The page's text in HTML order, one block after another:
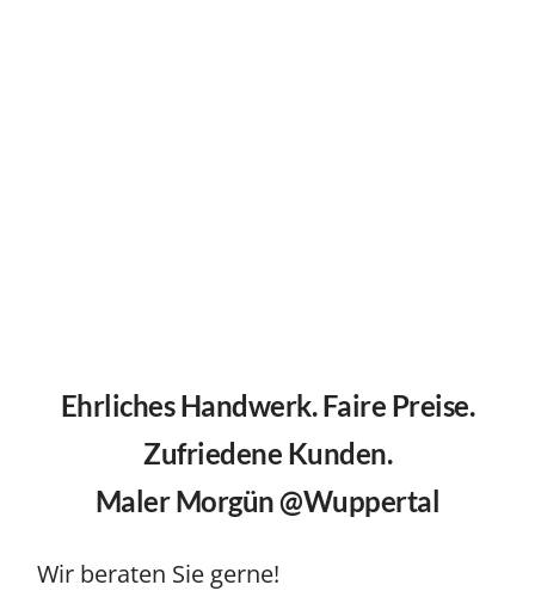
Ehrliches Handwerk. Faire Preise.
Zufriedene Kunden.
Maler Morgün @Wuppertal
Wir beraten Sie gerne!